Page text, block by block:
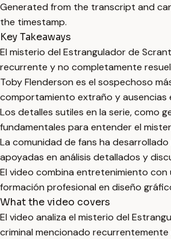
Generated from the transcript and
the timestamp.
Key Takeaways
El misterio del Estrangulador de
recurrente y no completamente
Toby Flenderson es el sospechoso
comportamiento extraño y ausencias
Los detalles sutiles en la serie, como
fundamentales para entender el
La comunidad de fans ha
apoyadas en análisis detallados y
El video combina entretenimiento con
formación profesional en diseño
What the video covers
El video analiza el misterio del
criminal mencionado